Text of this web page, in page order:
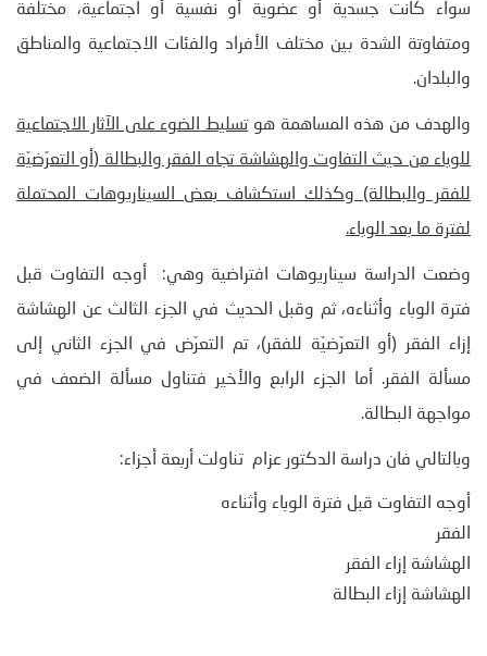
سواء كانت جسدية أو عضوية أو نفسية أو اجتماعية، مختلفة
ومتفاوتة الشدة بين مختلف الأفراد والفئات الاجتماعية والمناطق
والبلدان.
والهدف من هذه المساهمة هوتسليط الضوء على الآثار الاجتماعية
للوباء من حيث التفاوت والهشاشة تجاه الفقر والبطالة (أو التعرّضيّة
للفقر والبطالة) وكذلك استكشاف بعض السيناريوهات المحتملة
لفترة ما بعد الوباء.
وضعت الدراسة سيناريوهات افتراضية وهي: أوجه التفاوت قبل
فترة الوباء وأثناءه، ثم وقبل الحديث في الجزء الثالث عن الهشاشة
إزاء الفقر (أو التعرّضيّة للفقر)، تم التعرّض في الجزء الثاني إلى
مسألة الفقر. أما الجزء الرابع والأخير فتناول مسألة الضعف في
مواجهة البطالة.
وبالتالي فان دراسة الدكتور عزام تناولت أربعة أجزاء:
أوجه التفاوت قبل فترة الوباء وأثناءه
الفقر
الهشاشة إزاء الفقر
الهشاشة إزاء البطالة